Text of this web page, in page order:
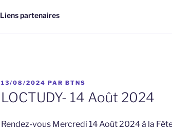
Liens partenaires
PUBLIÉ
LE
13/08/2024 PAR BTNS
LOCTUDY- 14 Août 2024
Rendez-vous Mercredi 14 Août 2024 à la